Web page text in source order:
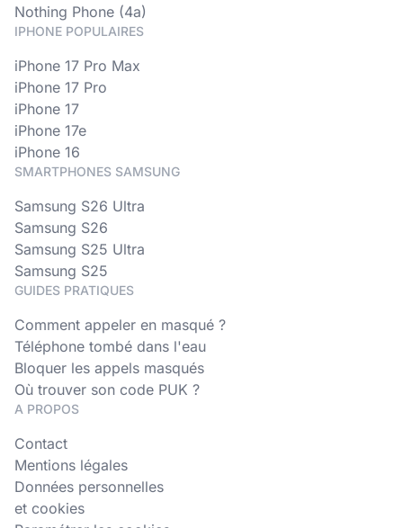
Nothing Phone (4a)
IPHONE POPULAIRES
iPhone 17 Pro Max
iPhone 17 Pro
iPhone 17
iPhone 17e
iPhone 16
SMARTPHONES SAMSUNG
Samsung S26 Ultra
Samsung S26
Samsung S25 Ultra
Samsung S25
GUIDES PRATIQUES
Comment appeler en masqué ?
Téléphone tombé dans l'eau
Bloquer les appels masqués
Où trouver son code PUK ?
A PROPOS
Contact
Mentions légales
Données personnelles
et cookies